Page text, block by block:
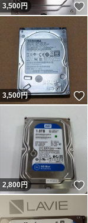
3,500円
3,500円
2,800円